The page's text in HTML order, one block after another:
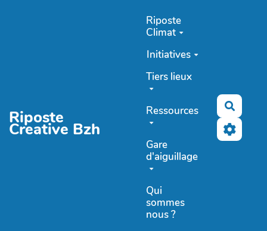
Riposte
Creative Bzh
Riposte
Climat
Initiatives
Tiers lieux
Ressources
Gare
d'aiguillage
Qui
sommes
nous ?